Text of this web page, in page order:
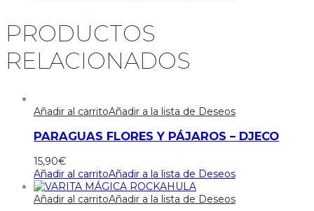
PRODUCTOS
RELACIONADOS
Añadir al carritoAñadir a la lista de Deseos
PARAGUAS FLORES Y PÁJAROS – DJECO
15,90€
Añadir al carritoAñadir a la lista de Deseos
Añadir al carritoAñadir a la lista de Deseos